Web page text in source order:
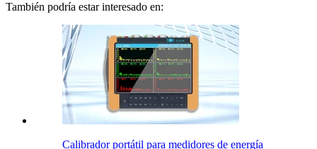
También podría estar interesado en:
Calibrador portátil para medidores de energía